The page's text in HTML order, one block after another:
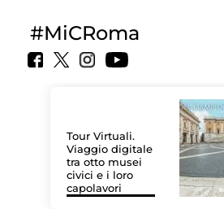
#MiCRoma
Tour Virtuali.
Viaggio digitale
tra otto musei
civici e i loro
capolavori